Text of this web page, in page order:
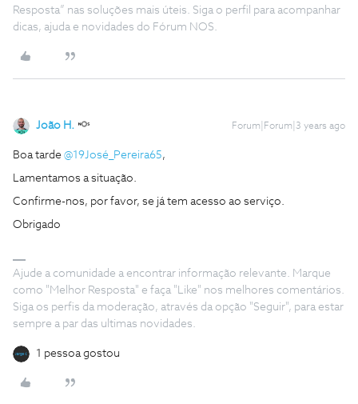
Resposta” nas soluções mais úteis. Siga o perfil para acompanhar
dicas, ajuda e novidades do Fórum NOS.
João H. Forum|Forum|3 years ago
Boa tarde @19José_Pereira65,
Lamentamos a situação.
Confirme-nos, por favor, se já tem acesso ao serviço.
Obrigado
Ajude a comunidade a encontrar informação relevante. Marque
como "Melhor Resposta" e faça "Like" nos melhores comentários.
Siga os perfis da moderação, através da opção "Seguir", para estar
sempre a par das ultimas novidades.
1 pessoa gostou